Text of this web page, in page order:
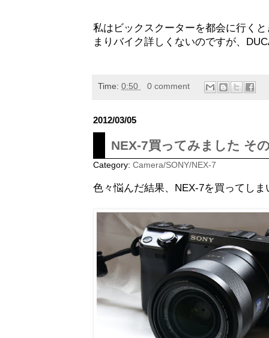
私はビックスクーターを都会に行く
まりバイク詳しくないのですが、
Time: 0:50 0 comment
2012/03/05
NEX-7買ってみました そ
Category: Camera/SONY/NEX-7
色々悩んだ結果、NEX-7を買ってしま